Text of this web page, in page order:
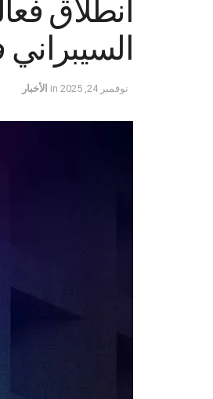
انطلاق
السيبراني
نوفمبر 24, 2025 in الأخبار